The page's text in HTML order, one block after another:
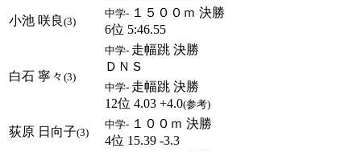
小池 咲良 (3)
中学- １５００ｍ 決勝
6位 5:46.55
白石 寧々 (3)
中学- 走幅跳 決勝
ＤＮＳ
中学- 走幅跳 決勝
12位 4.03 +4.0(参考)
荻原 日向子(3)
中学- １００ｍ 決勝
4位 15.39 -3.3